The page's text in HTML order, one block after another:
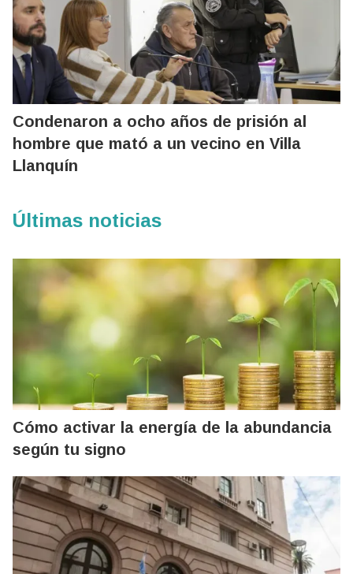
Condenaron a ocho años de prisión al
hombre que mató a un vecino en Villa
Llanquín
Últimas noticias
Cómo activar la energía de la abundancia
según tu signo